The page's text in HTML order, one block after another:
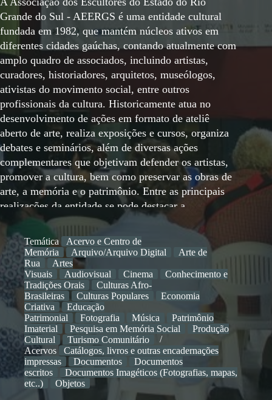
Grande do Sul - AEERGS é uma entidade cultural
fundada em 1982, que mantém núcleos ativos em
diferentes cidades gaúchas, contando atualmente com
amplo quadro de associados, incluindo artistas,
curadores, historiadores, arquitetos, museólogos,
ativistas do movimento social, entre outros
profissionais da cultura. Historicamente atua no
desenvolvimento de ações em formato de ateliê
aberto de arte, realiza exposições e cursos, organiza
debates e seminários, além de diversas ações
complementares que objetivam defender os artistas,
promover a cultura, bem como preservar as obras de
arte, a memória e o patrimônio. Entre as principais
realizações da entidade se pode destacar a
organização de mais de 100 exposições desde o início
dos anos 1980 até os dias atuais, além de mais de 30
seminários, bem como vários cursos que propiciaram
a formação de muitos novos artistas e demais
fazedores de cultura ao longo desses 40 anos.
Temática
Acervo e Centro de
Memória
Arquivo/Arquivo Digital
Arte de
Rua
Artes
Visuais
Audiovisual Cinema
Conhecimento e
Tradições Orais
Culturas Afro-
Brasileiras
Culturas Populares
Economia
Criativa
Educação
Patrimonial
Fotografia Música
Patrimônio
Imaterial
Pesquisa em Memória Social
Produção
Cultural
Turismo Comunitário
Acervos
Catálogos, livros e outras encadernações
impressas
Documentos
Documentos
escritos
Documentos Imagéticos (Fotografias, mapas,
etc..)
Objetos